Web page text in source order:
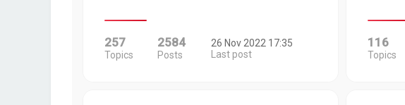
257
Topics
2584
Posts
26 Nov 2022 17:35
Last post
116
Topics